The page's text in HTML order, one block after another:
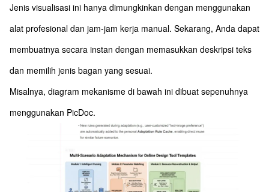
Jenis visualisasi ini hanya dimungkinkan dengan menggunakan
alat profesional dan jam-jam kerja manual. Sekarang, Anda dapat
membuatnya secara instan dengan memasukkan deskripsi teks
dan memilih jenis bagan yang sesuai.
Misalnya, diagram mekanisme di bawah ini dibuat sepenuhnya
menggunakan PicDoc.